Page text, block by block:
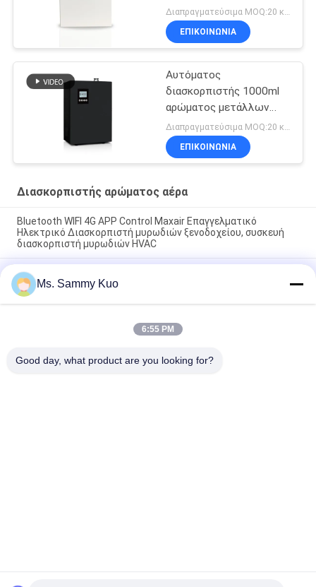
αρώματος αέρα τοίχων
ΕΠΙΚΟΙΝΩΝΊΑ
Αυτόματος
διασκορπιστής 1000ml
αρώματος μετάλλων
Hvac 22W
ΕΠΙΚΟΙΝΩΝΊΑ
Διασκορπιστής αρώματος αέρα
Bluetooth WIFI 4G APP Control Maxair Επαγγελματικό
Ηλεκτρικό Διασκορπιστή μυρωδιών ξενοδοχείου, συσκευή
διασκορπιστή μυρωδιών HVAC
2025 Νέα Άφιξη Μικρής Περιοχής Αρωματοθεραπεία Χωρίς
Νερό Επιτραπέζια Ηλεκτρική Συσκευή Διάχυσης Αρωμάτων
Ελαφριά Αθόρυβη Συσκευή Διάχυσης Αρωμάτων
Διάχυση αρώματος διασκορπιστών αρώματος αέρα
ανεμιστήρων 130ml Rechargable τεχνολογίας κρύου αέρα για
Αρώματος
Ms. Sammy Kuo
6:55 PM
Good day, what product are you looking for?